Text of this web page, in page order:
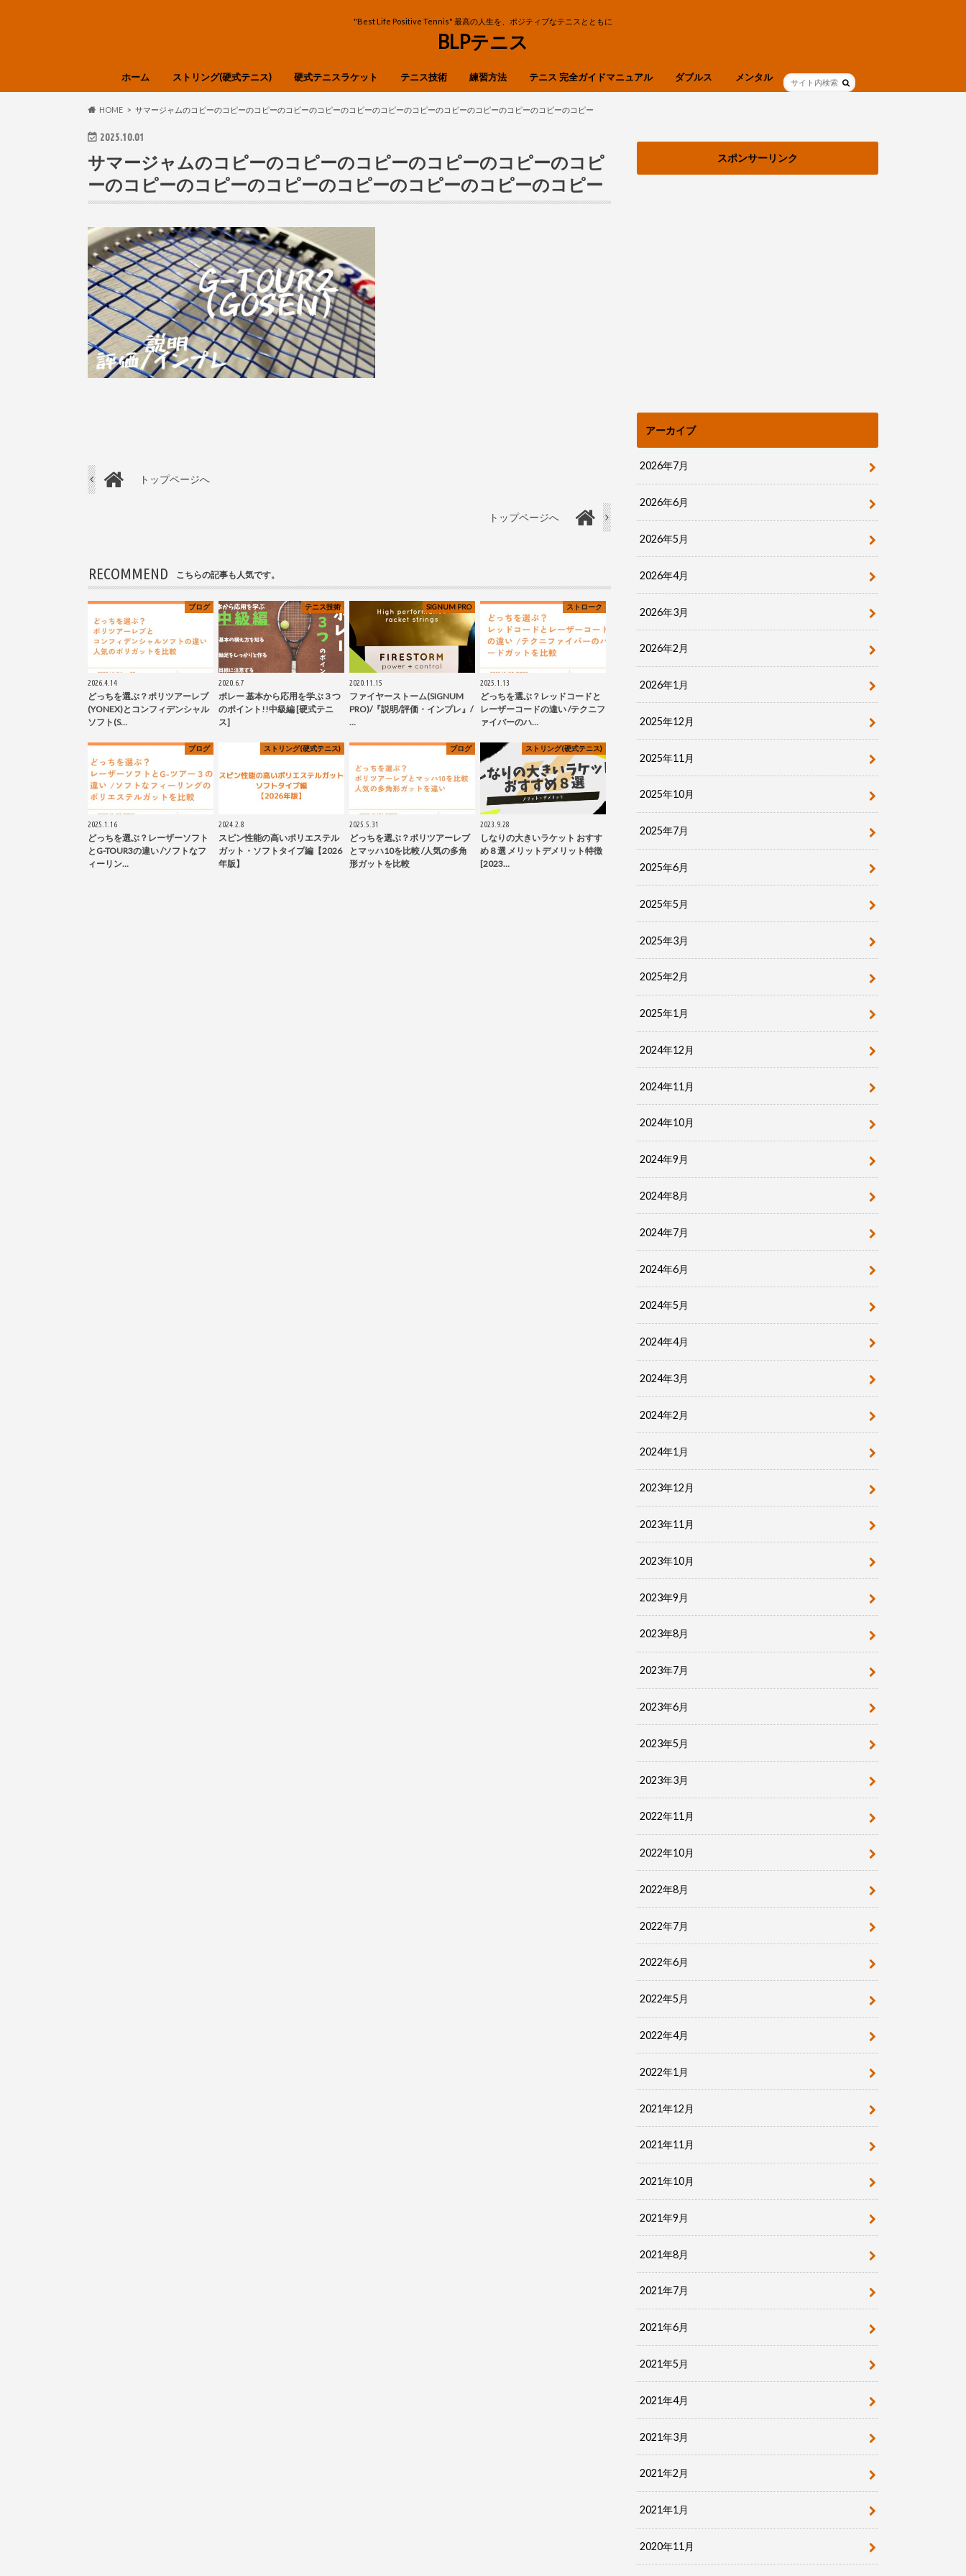
"Best Life Positive Tennis" 最高の人生を、ポジティブなテニスとともに
BLPテニス
ホーム ストリング(硬式テニス) 硬式テニスラケット テニス技術 練習方法 テニス 完全ガイドマニュアル ダブルス メンタル
HOME サマージャムのコピーのコピーのコピーのコピーのコピーのコピーのコピーのコピーのコピーのコピーのコピーのコピーのコピー
2025.10.01
サマージャムのコピーのコピーのコピーのコピーのコピーのコピ
ーのコピーのコピーのコピーのコピーのコピーのコピーのコピー
トップページへ
トップページへ
RECOMMEND こちらの記事も人気です。
ブログ
2026.4.14
どっちを選ぶ？ポリツアーレブ
(YONEX)とコンフィデンシャル
ソフト(S…
テニス技術
2020.6.7
ボレー 基本から応用を学ぶ３つ
のポイント!!中級編 [硬式テニ
ス]
SIGNUM PRO
2020.11.15
ファイヤーストーム(SIGNUM
PRO)/『説明/評価・インプレ』/
…
ストローク
2025.1.13
どっちを選ぶ？レッドコードと
レーザーコードの違い /テクニフ
ァイバーのハ…
ブログ
2025.1.16
どっちを選ぶ？レーザーソフト
とG-TOUR3の違い /ソフトなフ
ィーリン…
ストリング(硬式テニス)
2024.2.8
スピン性能の高いポリエステル
ガット・ソフトタイプ編【2026
年版】
ブログ
2025.5.31
どっちを選ぶ？ポリツアーレブ
とマッハ10を比較 /人気の多角
形ガットを比較
ストリング(硬式テニス)
2023.9.28
しなりの大きいラケット おすす
め８選 メリットデメリット特徴
[2023…
スポンサーリンク
アーカイブ
2026年7月
2026年6月
2026年5月
2026年4月
2026年3月
2026年2月
2026年1月
2025年12月
2025年11月
2025年10月
2025年7月
2025年6月
2025年5月
2025年3月
2025年2月
2025年1月
2024年12月
2024年11月
2024年10月
2024年9月
2024年8月
2024年7月
2024年6月
2024年5月
2024年4月
2024年3月
2024年2月
2024年1月
2023年12月
2023年11月
2023年10月
2023年9月
2023年8月
2023年7月
2023年6月
2023年5月
2023年3月
2022年11月
2022年10月
2022年8月
2022年7月
2022年6月
2022年5月
2022年4月
2022年1月
2021年12月
2021年11月
2021年10月
2021年9月
2021年8月
2021年7月
2021年6月
2021年5月
2021年4月
2021年3月
2021年2月
2021年1月
2020年11月